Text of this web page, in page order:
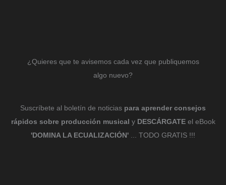
¿Quieres que te avisemos cada vez que publiquemos
algo nuevo?
Suscríbete al boletín de noticias para aprender consejos
rápidos sobre producción musical y DESCÁRGATEel eBook
'DOMINA LA ECUALIZACIÓN' ... TODO GRATIS !!!